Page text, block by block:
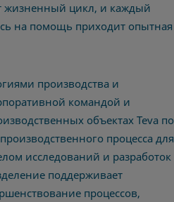
жизненный цикл, и каждый
на помощь приходит опытная
производства и
командой и
объектах Teva по
процесса для
исследований и разработок
поддерживает
процессов,